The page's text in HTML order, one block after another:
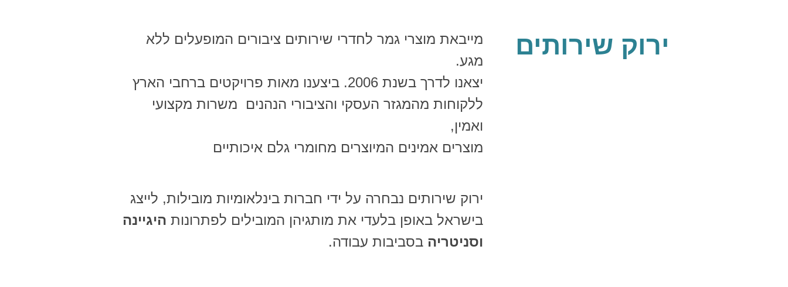
ירוק שירותים
מייבאת מוצרי גמר לחדרי שירותים ציבורים המופעלים ללא
מגע.
יצאנו לדרך בשנת 2006. ביצענו מאות פרויקטים ברחבי הארץ
ללקוחות מהמגזר העסקי והציבורי הנהנים משרות מקצועי
ואמין,
מוצרים אמינים המיוצרים מחומרי גלם איכותיים
ירוק שירותים נבחרה על ידי חברות בינלאומיות מובילות, לייצג
בישראל באופן בלעדי את מותגיהן המובילים לפתרונות היגיינה
וסניטריה בסביבות עבודה.